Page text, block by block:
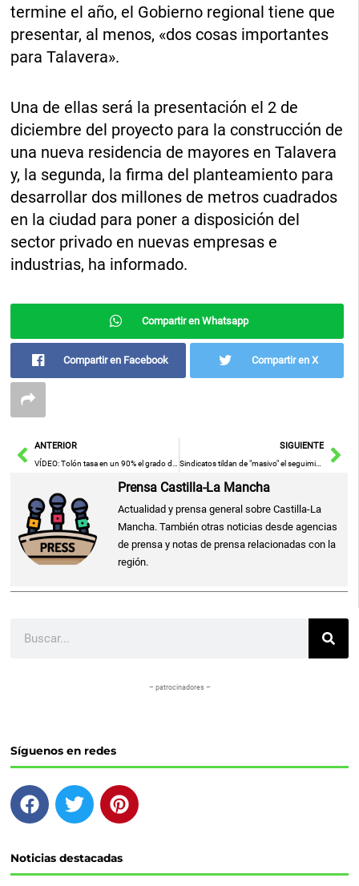
termine el año, el Gobierno regional tiene que
presentar, al menos, «dos cosas importantes
para Talavera».
Una de ellas será la presentación el 2 de
diciembre del proyecto para la construcción de
una nueva residencia de mayores en Talavera
y, la segunda, la firma del planteamiento para
desarrollar dos millones de metros cuadrados
en la ciudad para poner a disposición del
sector privado en nuevas empresas e
industrias, ha informado.
Compartir en Whatsapp
Compartir en Facebook Compartir en X
AntANTERIOR SIGUIENTE
Prensa Castilla-La Mancha
Actualidad y prensa general sobre Castilla-La
Mancha. También otras noticias desde agencias
de prensa y notas de prensa relacionadas con la
región.
– patrocinadores –
Síguenos en redes
F
a
e
b
T
w
t
t
P
i
t
e
Noticias destacadas